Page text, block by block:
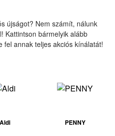
újságot? Nem számít, nálunk
Kattintson bármelyik alább
fel annak teljes akciós kínálatát!
Aldi PENNY